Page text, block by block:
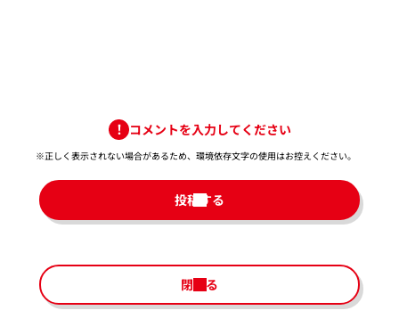
コメントを入力してください
※正しく表示されない場合があるため、環境依存文字の使用はお控えください。​
投稿する
閉じる